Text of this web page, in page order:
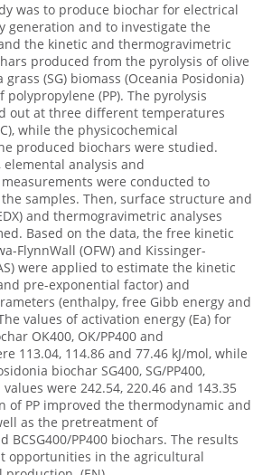
was to produce biochar for electrical
generation and to investigate the
the kinetic and thermogravimetric
produced from the pyrolysis of olive
grass (SG) biomass (Oceania Posidonia)
(PP). The pyrolysis
out at three different temperatures
while the physicochemical
produced biochars were studied.
elemental analysis and
were conducted to
samples. Then, surface structure and
and thermogravimetric analyses
Based on the data, the free kinetic
FlynnWall (OFW) and Kissinger-
were applied to estimate the kinetic
pre-exponential factor) and
(enthalpy, free Gibb energy and
values of activation energy (Ea) for
OK400, OK/PP400 and
113.04, 114.86 and 77.46 kJ/mol, while
biochar SG400, SG/PP400,
values were 242.54, 220.46 and 143.35
of PP improved the thermodynamic and
as the pretreatment of
BCSG400/PP400 biochars. The results
opportunities in the agricultural